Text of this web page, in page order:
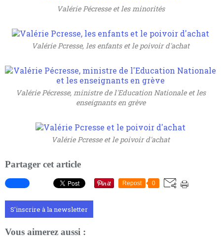
Valérie Pécresse et les minorités
Valérie Pcresse, les enfants et le poivoir d'achat
Valérie Pécresse, ministre de l'Education Nationale et les
enseignants en grève
Valérie Pcresse et le poivoir d'achat
Partager cet article
Repost 0
S'inscrire à la newsletter
Vous aimerez aussi :